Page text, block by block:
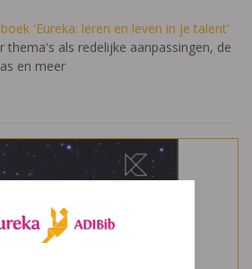
'Eureka: leren en leven in je talent'
thema's als redelijke aanpassingen, de
en meer